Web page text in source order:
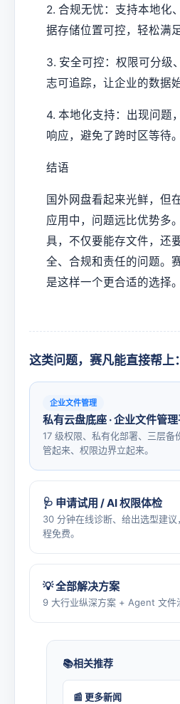
2. 合规无忧：支持本地化
据存储位置可控，轻松满
3. 安全可控：权限可分级
志可追踪，让企业的数据
4. 本地化支持：出现问题
响应，避免了跨时区等待。
结语
国外网盘看起来光鲜，但
应用中，问题远比优势多
具，不仅要能存文件，还
全、合规和责任的问题。
是这样一个更合适的选择。
这类问题，赛凡能直接帮上
企业文件管理
私有云盘底座 · 企业文件管
17 级权限、私有化部署、三层备
管起来、权限边界立起来。
🩺 申请试用 / AI 权限体检
30 分钟在线诊断、给出选型建
程免费。
💡 全部解决方案
9 大行业纵深方案 + Agent 文件
相关推荐
📰 更多新闻